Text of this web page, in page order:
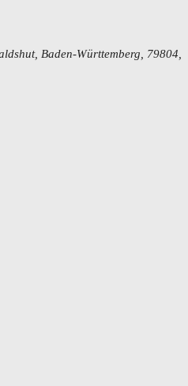
Baden-Württemberg, 79804,